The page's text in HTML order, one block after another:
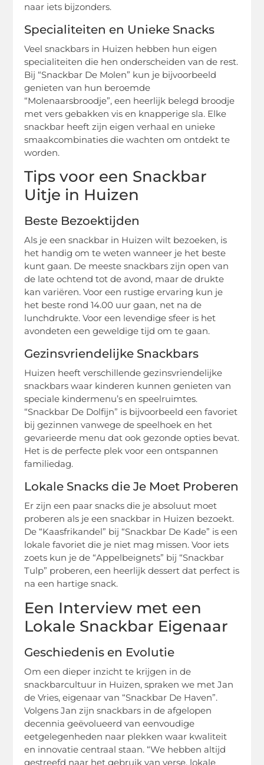
naar iets bijzonders.
Specialiteiten en Unieke Snacks
Veel snackbars in Huizen hebben hun eigen
specialiteiten die hen onderscheiden van de rest.
Bij “Snackbar De Molen” kun je bijvoorbeeld
genieten van hun beroemde
“Molenaarsbroodje”, een heerlijk belegd broodje
met vers gebakken vis en knapperige sla. Elke
snackbar heeft zijn eigen verhaal en unieke
smaakcombinaties die wachten om ontdekt te
worden.
Tips voor een Snackbar
Uitje in Huizen
Beste Bezoektijden
Als je een snackbar in Huizen wilt bezoeken, is
het handig om te weten wanneer je het beste
kunt gaan. De meeste snackbars zijn open van
de late ochtend tot de avond, maar de drukte
kan variëren. Voor een rustige ervaring kun je
het beste rond 14.00 uur gaan, net na de
lunchdrukte. Voor een levendige sfeer is het
avondeten een geweldige tijd om te gaan.
Gezinsvriendelijke Snackbars
Huizen heeft verschillende gezinsvriendelijke
snackbars waar kinderen kunnen genieten van
speciale kindermenu’s en speelruimtes.
“Snackbar De Dolfijn” is bijvoorbeeld een favoriet
bij gezinnen vanwege de speelhoek en het
gevarieerde menu dat ook gezonde opties bevat.
Het is de perfecte plek voor een ontspannen
familiedag.
Lokale Snacks die Je Moet Proberen
Er zijn een paar snacks die je absoluut moet
proberen als je een snackbar in Huizen bezoekt.
De “Kaasfrikandel” bij “Snackbar De Kade” is een
lokale favoriet die je niet mag missen. Voor iets
zoets kun je de “Appelbeignets” bij “Snackbar
Tulp” proberen, een heerlijk dessert dat perfect is
na een hartige snack.
Een Interview met een
Lokale Snackbar Eigenaar
Geschiedenis en Evolutie
Om een dieper inzicht te krijgen in de
snackbarcultuur in Huizen, spraken we met Jan
de Vries, eigenaar van “Snackbar De Haven”.
Volgens Jan zijn snackbars in de afgelopen
decennia geëvolueerd van eenvoudige
eetgelegenheden naar plekken waar kwaliteit
en innovatie centraal staan. “We hebben altijd
gestreefd naar het gebruik van verse, lokale